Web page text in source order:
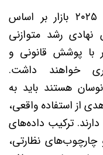
پیش‌بینی‌ها نشان می‌دهند که در ۲۰۲۵ بازار بر اساس
رشد متوازنی
با پوشش قانونی و
خواهند داشت.
هستند باید به
از استفاده واقعی،
ترکیب داده‌های
چارچوب‌های نظارتی،